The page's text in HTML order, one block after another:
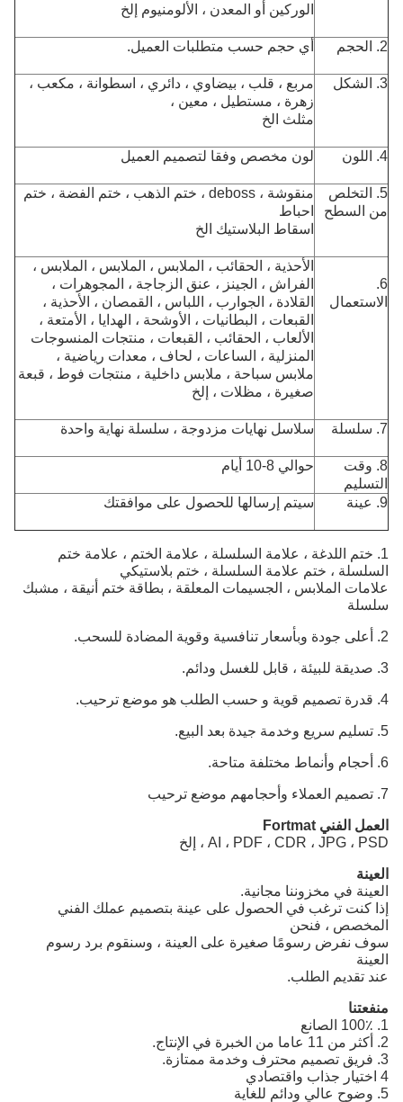
الوركين أو المعدن ، الألومنيوم إلخ
2. الحجم أي حجم حسب متطلبات العميل.
3. الشكل
مربع ، قلب ، بيضاوي ، دائري ، اسطوانة ، مكعب ،
زهرة ، مستطيل ، معين ،
مثلث الخ
4. اللون لون مخصص وفقا لتصميم العميل
5. التخلص
من السطح
منقوشة ، deboss ، ختم الذهب ، ختم الفضة ، ختم
احباط
اسقاط البلاستيك الخ
6.
الاستعمال
الأحذية ، الحقائب ، الملابس ، الملابس ، الملابس ،
الفراش ، الجينز ، عنق الزجاجة ، المجوهرات ،
القلادة ، الجوارب ، اللباس ، القمصان ، الأحذية ،
القبعات ، البطانيات ، الأوشحة ، الهدايا ، الأمتعة ،
الألعاب ، الحقائب ، القبعات ، منتجات المنسوجات
المنزلية ، الساعات ، لحاف ، معدات رياضية ،
ملابس سباحة ، ملابس داخلية ، منتجات فوط ، قبعة
صغيرة ، مظلات ، إلخ
7. سلسلة سلاسل نهايات مزدوجة ، سلسلة نهاية واحدة
8. وقت
التسليم
حوالي 8-10 أيام
9. عينة سيتم إرسالها للحصول على موافقتك
1. ختم اللدغة ، علامة السلسلة ، علامة الختم ، علامة ختم
السلسلة ، ختم علامة السلسلة ، ختم بلاستيكي
علامات الملابس ، الجسيمات المعلقة ، بطاقة ختم أنيقة ، مشبك
سلسلة
2. أعلى جودة وبأسعار تنافسية وقوية المضادة للسحب.
3. صديقة للبيئة ، قابل للغسل ودائم.
4. قدرة تصميم قوية و حسب الطلب هو موضع ترحيب.
5. تسليم سريع وخدمة جيدة بعد البيع.
6. أحجام وأنماط مختلفة متاحة.
7. تصميم العملاء وأحجامهم موضع ترحيب
العمل الفني Fortmat
AI ، PDF ، CDR ، JPG ، PSD ، إلخ
العينة
العينة في مخزوننا مجانية.
إذا كنت ترغب في الحصول على عينة بتصميم عملك الفني
المخصص ، فنحن
سوف نفرض رسومًا صغيرة على العينة ، وسنقوم برد رسوم
العينة
عند تقديم الطلب.
منفعتنا
1. 100٪ الصانع
2. أكثر من 11 عاما من الخبرة في الإنتاج.
3. فريق تصميم محترف وخدمة ممتازة.
4 اختيار جذاب واقتصادي
5. وضوح عالي ودائم للغاية